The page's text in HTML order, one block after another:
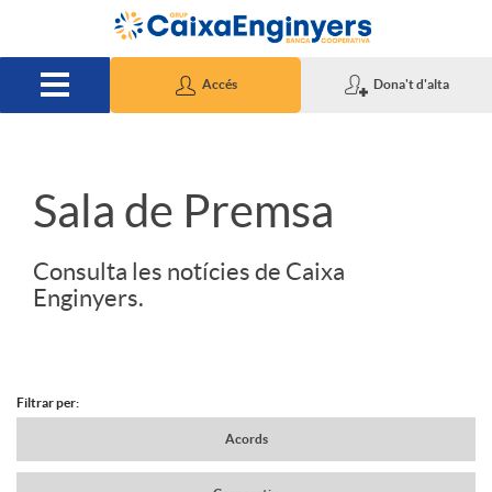
Salta al contingut principal
Accés Dona't d'alta
S
d
Sala de Premsa
Consulta les notícies de Caixa
Enginyers.
N
Filtrar per:
Acords